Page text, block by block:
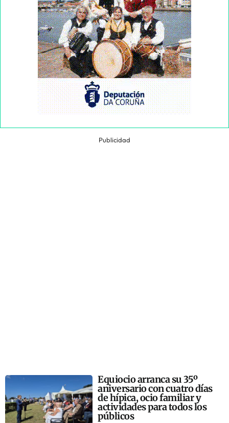
Publicidad
Equiocio arranca su 35º
aniversario con cuatro días
de hípica, ocio familiar y
actividades para todos los
públicos